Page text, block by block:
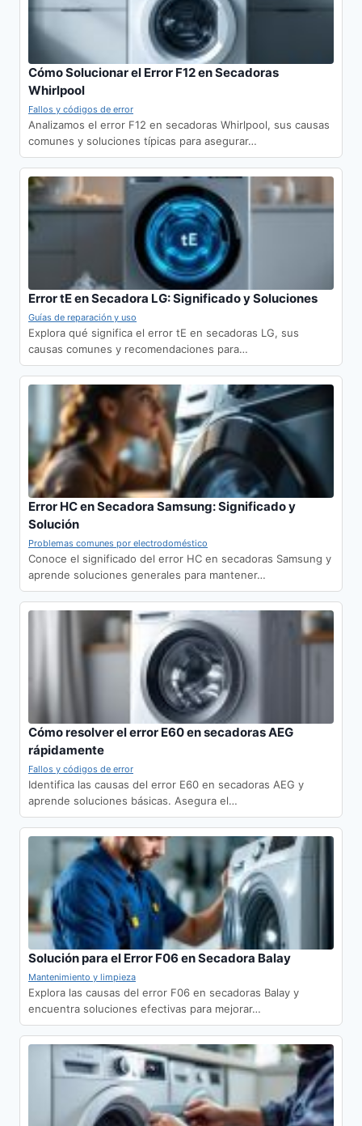
Cómo Solucionar el Error F12 en Secadoras
Whirlpool
Fallos y códigos de error
Analizamos el error F12 en secadoras Whirlpool, sus causas
comunes y soluciones típicas para asegurar…
Error tE en Secadora LG: Significado y Soluciones
Guías de reparación y uso
Explora qué significa el error tE en secadoras LG, sus
causas comunes y recomendaciones para…
Error HC en Secadora Samsung: Significado y
Solución
Problemas comunes por electrodoméstico
Conoce el significado del error HC en secadoras Samsung y
aprende soluciones generales para mantener…
Cómo resolver el error E60 en secadoras AEG
rápidamente
Fallos y códigos de error
Identifica las causas del error E60 en secadoras AEG y
aprende soluciones básicas. Asegura el…
Solución para el Error F06 en Secadora Balay
Mantenimiento y limpieza
Explora las causas del error F06 en secadoras Balay y
encuentra soluciones efectivas para mejorar…